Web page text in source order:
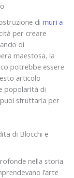
di muri a
per creare
di
maestosa, la
potrebbe essere
articolo
popolarità di
sfruttarla per
di Blocchi e
nella storia
l’arte